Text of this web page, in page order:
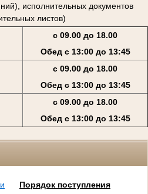
исполнительных документов
листов)
с 09.00 до 18.00
Обед с 13:00 до 13:45
с 09.00 до 18.00
Обед с 13:00 до 13:45
с 09.00 до 18.00
Обед с 13:00 до 13:45
Порядок поступления